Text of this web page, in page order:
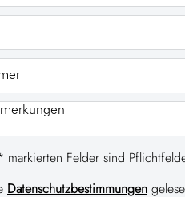
Felder sind
Datenschutzbestimmungen